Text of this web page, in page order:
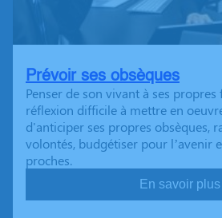
Prévoir ses obsèques
Penser de son vivant à ses
réflexion difficile à mettre en
d'anticiper ses propres obsèques,
volontés, budgétiser pour l’avenir
proches.
En savoir plus